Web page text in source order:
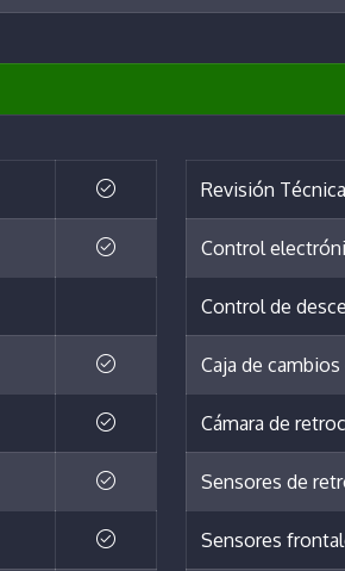
Revisión
Control
Control de
Caja de cambios
Cámara de
Sensores de
Sensores